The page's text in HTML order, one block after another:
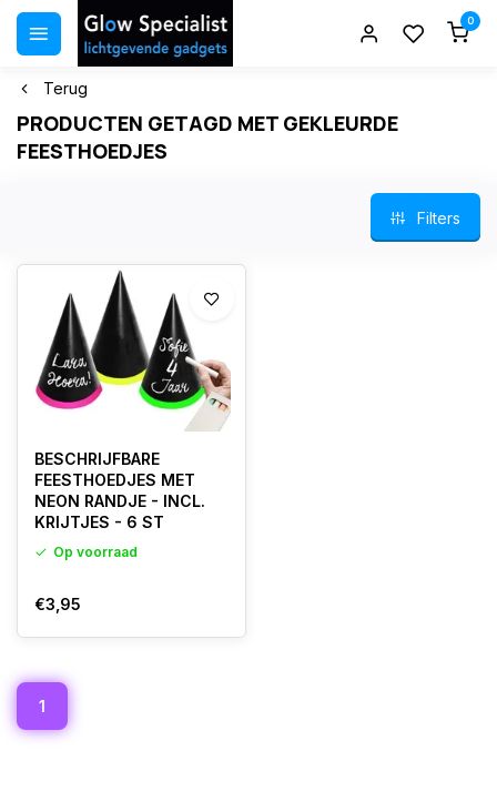
0
Terug
PRODUCTEN GETAGD MET GEKLEURDE
FEESTHOEDJES
Filters
BESCHRIJFBARE
FEESTHOEDJES MET
NEON RANDJE - INCL.
KRIJTJES - 6 ST
Op voorraad
€3,95
1